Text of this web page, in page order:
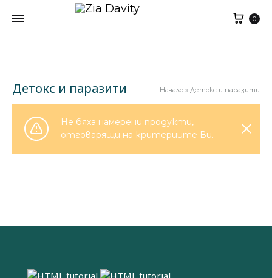
0
Детокс и паразити Начало » Детокс и паразити
Не бяха намерени продукти,
отговарящи на критериите Ви.